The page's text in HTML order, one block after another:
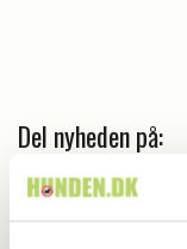
Del nyheden på: